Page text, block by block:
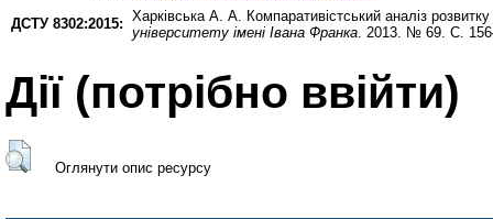
ДСТУ 8302:2015: Харківська А. А. Компаративістський аналіз
університету імені Івана Франка . 2013. № 69. С.
Дії ​​(потрібно ввійти)
Оглянути опис ресурсу